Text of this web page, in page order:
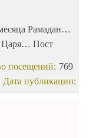
Рамадан…
Царя… Пост
769
посещений:
Дата публикации: